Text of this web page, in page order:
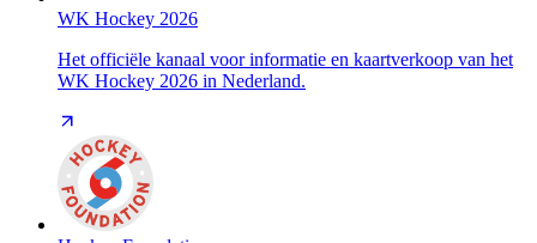
WK Hockey 2026
Het officiële kanaal voor informatie en kaartverkoop van het
WK Hockey 2026 in Nederland.